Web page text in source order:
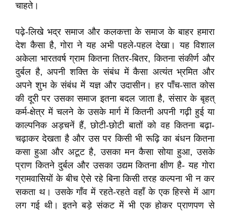
चाहते।
पढ़े-लिखे भद्र समाज और कलकत्ता के समाज के बाहर हमारा
देश कैसा है, गोरा ने यह अभी पहले-पहल देखा। यह विशाल
अकेला भारतवर्ष ग्राम कितना तितर-बितर, कितना संकीर्ण और
दुर्बल है, अपनी शक्ति के संबंध में कैसा अत्यंत भ्रमित और
अपने शुभ के संबंध में यज्ञ और उदासीन। हर पाँच-सात कोस
की दूरी पर उसका समाज इतना बदल जाता है, संसार के बृहत्
कर्म-क्षेत्र में चलने के उसके मार्ग में कितनी अपनी गढ़ी हुई या
काल्पनिक अड़चनें हैं, छोटी-छोटी बातों को वह कितना बढ़ा-
चढ़ाकर देखता है और उस पर किसी भी रूढ़ि का बंधन कितना
कसा हुआ और अटूट है, उसका मन कैसा सोया हुआ, उसके
प्राण कितने दुर्बल और उसका उद्यम कितना क्षीण है- यह गोरा
ग्रामवासियों के बीच ऐसे रहे बिना किसी तरह कल्पना भी न कर
सकता थ। उसके गाँव में रहते-रहते वहाँ के एक हिस्से में आग
लग गई थी। इतने बड़े संकट में भी एक होकर प्राणपण से